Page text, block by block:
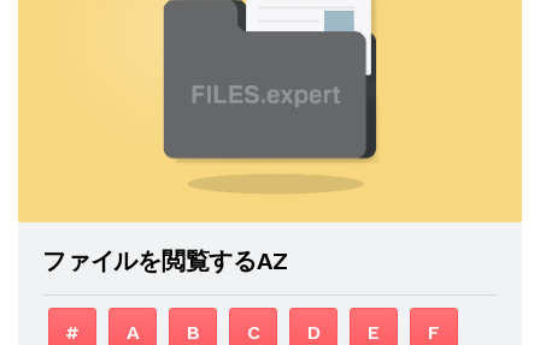
ファイルを閲覧するAZ
# A B C D E F